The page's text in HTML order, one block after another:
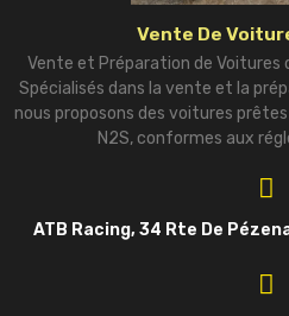
Vente De
Vente et Préparation de Voitures
Spécialisés dans la vente et la
nous proposons des voitures
N2S, conformes aux
ATB Racing, 34 Rte De